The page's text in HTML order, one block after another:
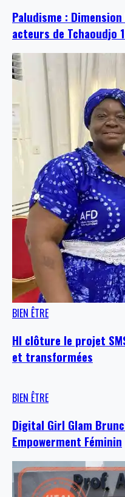
Paludisme :
acteurs de Tchaoudjo 1
BIEN ÊTRE
HI clôture le projet
et transformées
BIEN ÊTRE
Digital Girl Glam
Empowerment Féminin